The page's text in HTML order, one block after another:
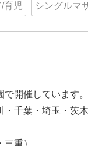
育児 シングルマ
開催しています。
・千葉・埼玉・茨
重）